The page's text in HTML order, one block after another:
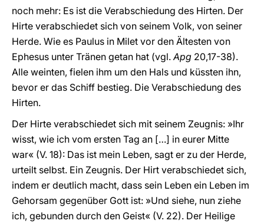
noch mehr: Es ist die Verabschiedung des Hirten. Der
Hirte verabschiedet sich von seinem Volk, von seiner
Herde. Wie es Paulus in Milet vor den Ältesten von
Ephesus unter Tränen getan hat (vgl.Apg 20,17-38).
Alle weinten, fielen ihm um den Hals und küssten ihn,
bevor er das Schiff bestieg. Die Verabschiedung des
Hirten.
Der Hirte verabschiedet sich mit seinem Zeugnis: »Ihr
wisst, wie ich vom ersten Tag an […] in eurer Mitte
war« (V. 18): Das ist mein Leben, sagt er zu der Herde,
urteilt selbst. Ein Zeugnis. Der Hirt verabschiedet sich,
indem er deutlich macht, dass sein Leben ein Leben im
Gehorsam gegenüber Gott ist: »Und siehe, nun ziehe
ich, gebunden durch den Geist« (V. 22). Der Heilige